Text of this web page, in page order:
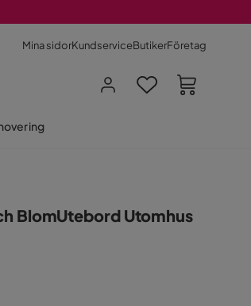
Mina sidorKundserviceButikerFöretag
BlomUtebord Utomhus